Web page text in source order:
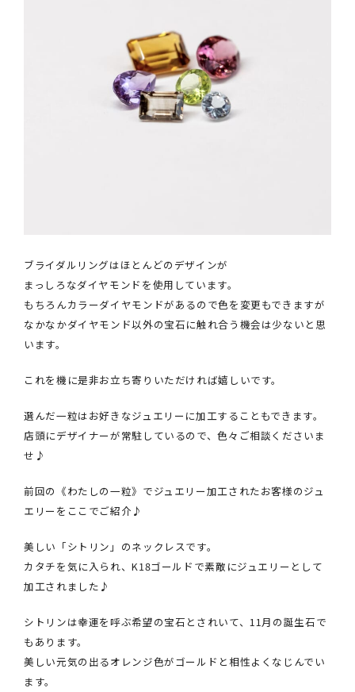
ブライダルリングはほとんどのデザインが
まっしろなダイヤモンドを使用しています。
もちろんカラーダイヤモンドがあるので色を変更もできますが
なかなかダイヤモンド以外の宝石に触れ合う機会は少ないと思
います。
これを機に是非お立ち寄りいただければ嬉しいです。
選んだ一粒はお好きなジュエリーに加工することもできます。
店頭にデザイナーが常駐しているので、色々ご相談くださいま
せ♪
前回の《わたしの一粒》でジュエリー加工されたお客様のジュ
エリーをここでご紹介♪
美しい「シトリン」のネックレスです。
カタチを気に入られ、K18ゴールドで素敵にジュエリーとして
加工されました♪
シトリンは幸運を呼ぶ希望の宝石とされいて、11月の誕生石で
もあります。
美しい元気の出るオレンジ色がゴールドと相性よくなじんでい
ます。